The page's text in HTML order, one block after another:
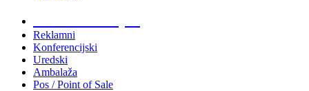
Reklamni
Konferencijski
Uredski
Ambalaža
Pos / Point of Sale